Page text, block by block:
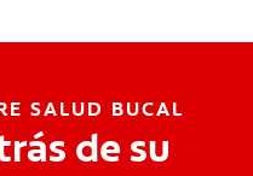
SALUD BUCAL
de su